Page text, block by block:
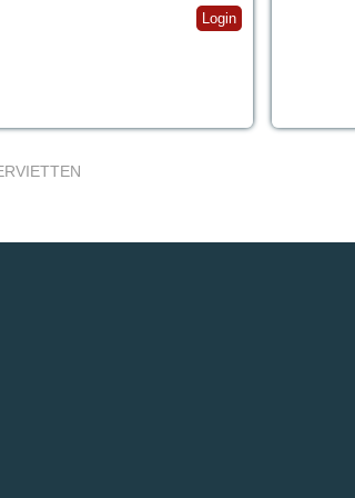
Login